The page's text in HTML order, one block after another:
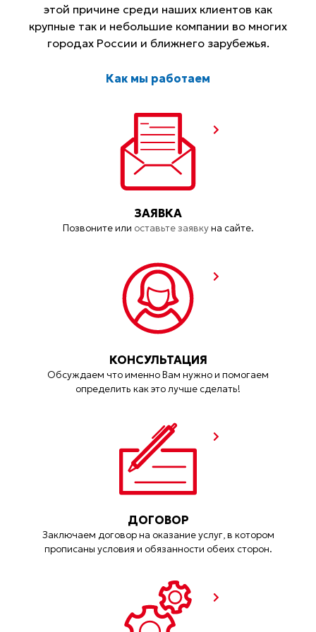
этой причине среди наших клиентов как
крупные так и небольшие компании во многих
городах России и ближнего зарубежья.
Как мы работаем
ЗАЯВКА
Позвоните или оставьте заявкуна сайте.
КОНСУЛЬТАЦИЯ
Обсуждаем что именно Вам нужно и помогаем
определить как это лучше сделать!
ДОГОВОР
Заключаем договор на оказание услуг, в котором
прописаны условия и обязанности обеих сторон.